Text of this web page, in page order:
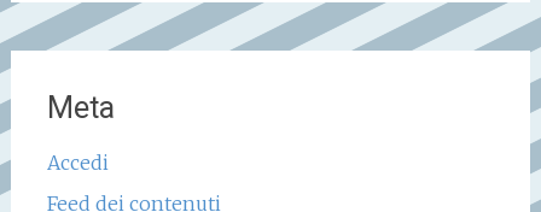
Meta
Accedi
Feed dei contenuti